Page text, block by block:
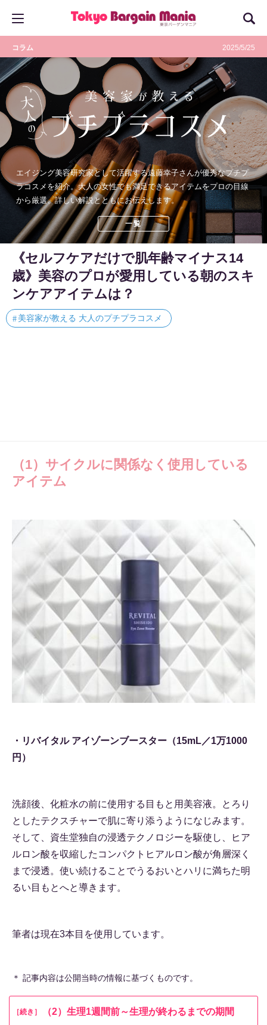
コラム 2025/5/25
エイジング美容研究家として活躍する遠藤幸子さんが優秀なプチプ
ラコスメを紹介。大人の女性でも満足できるアイテムをプロの目線
から厳選、詳しい解説とともにお伝えします。
一覧
《セルフケアだけで肌年齢マイナス14
歳》美容のプロが愛用している朝のスキ
ンケアアイテムは？
美容家が教える 大人のプチプラコスメ
（1）サイクルに関係なく使用している
アイテム
・リバイタル アイゾーンブースター（15mL／1万1000
円）
洗顔後、化粧水の前に使用する目もと用美容液。とろり
としたテクスチャーで肌に寄り添うようになじみます。
そして、資生堂独自の浸透テクノロジーを駆使し、ヒア
ルロン酸を収縮したコンパクトヒアルロン酸が角層深く
まで浸透。使い続けることでうるおいとハリに満ちた明
るい目もとへと導きます。
筆者は現在3本目を使用しています。
＊ 記事内容は公開当時の情報に基づくものです。
［続き］ （2）生理1週間前～生理が終わるまでの期間